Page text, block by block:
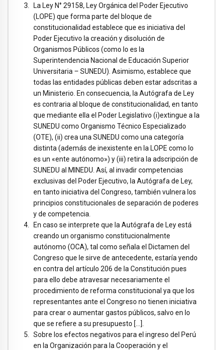
La Ley N° 29158, Ley Orgánica del Poder Ejecutivo
(LOPE) que forma parte del bloque de
constitucionalidad establece que es iniciativa del
Poder Ejecutivo la creación y disolución de
Organismos Públicos (como lo es la
Superintendencia Nacional de Educación Superior
Universitaria – SUNEDU). Asimismo, establece que
todas las entidades públicas deben estar adscritas a
un Ministerio. En consecuencia, la Autógrafa de Ley
es contraria al bloque de constitucionalidad, en tanto
que mediante ella el Poder Legislativo (i)extingue a la
SUNEDU como Organismo Técnico Especializado
(OTE), (ii) crea una SUNEDU como una categoría
distinta (además de inexistente en la LOPE como lo
es un «ente autónomo») y (iii) retira la adscripción de
SUNEDU al MINEDU. Así, al invadir competencias
exclusivas del Poder Ejecutivo, la Autógrafa de Ley,
en tanto iniciativa del Congreso, también vulnera los
principios constitucionales de separación de poderes
y de competencia.
En caso se interprete que la Autógrafa de Ley está
creando un organismo constitucionalmente
autónomo (OCA), tal como señala el Dictamen del
Congreso que le sirve de antecedente, estaría yendo
en contra del artículo 206 de la Constitución pues
para ello debe atravesar necesariamente el
procedimiento de reforma constitucional ya que los
representantes ante el Congreso no tienen iniciativa
para crear o aumentar gastos públicos, salvo en lo
que se refiere a su presupuesto […].
Sobre los efectos negativos para el ingreso del Perú
en la Organización para la Cooperación y el